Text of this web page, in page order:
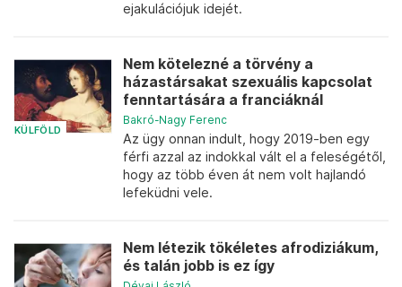
ejakulációjuk idejét.
KÜLFÖLD
Nem kötelezné a törvény a
házastársakat szexuális kapcsolat
fenntartására a franciáknál
Bakró-Nagy Ferenc
Az ügy onnan indult, hogy 2019-ben egy
férfi azzal az indokkal vált el a feleségétől,
hogy az több éven át nem volt hajlandó
lefeküdni vele.
Nem létezik tökéletes afrodiziákum,
és talán jobb is ez így